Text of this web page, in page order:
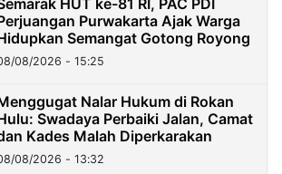
HUT ke-81 RI, PAC PDI
Purwakarta Ajak Warga
Semangat Gotong Royong
08/2026 - 15:25
Nalar Hukum di Rokan
Swadaya Perbaiki Jalan, Camat
Kades Malah Diperkarakan
08/2026 - 13:32